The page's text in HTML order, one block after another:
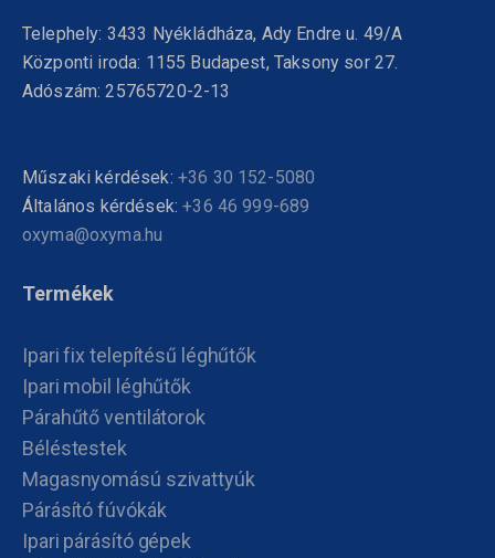
Telephely: 3433 Nyékládháza, Ady Endre u. 49/A
Központi iroda: 1155 Budapest, Taksony sor 27.
Adószám: 25765720-2-13
Műszaki kérdések: +36 30 152-5080
Általános kérdések:+36 46 999-689
oxyma@oxyma.hu
Termékek
Ipari fix telepítésű léghűtők
Ipari mobil léghűtők
Párahűtő ventilátorok
Béléstestek
Magasnyomású szivattyúk
Párásító fúvókák
Ipari párásító gépek
_gcl_gs
chatbase_anon_id